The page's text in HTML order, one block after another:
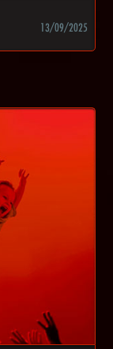
13/09/2025